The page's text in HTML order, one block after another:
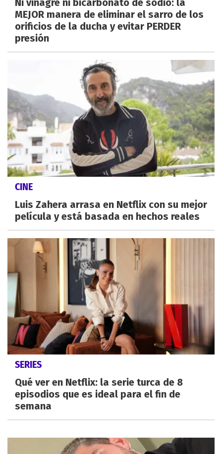
Ni vinagre ni bicarbonato de sodio: la
MEJOR manera de eliminar el sarro de los
orificios de la ducha y evitar PERDER
presión
CINE
Luis Zahera arrasa en Netflix con su mejor
película y está basada en hechos reales
SERIES
Qué ver en Netflix: la serie turca de 8
episodios que es ideal para el fin de
semana